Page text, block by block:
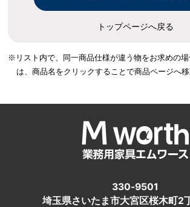
トップページへ戻る
※リスト内で、同一商品仕様が違う物をお求めの
は、商品名をクリックすることで商品ページへ移
330-9501
埼玉県さいたま市大宮区桜木町2